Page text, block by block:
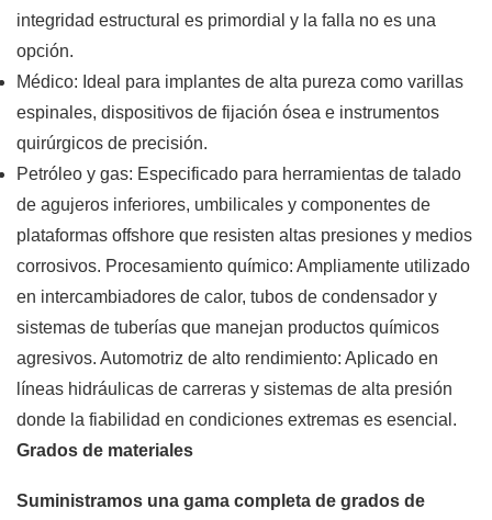
integridad estructural es primordial y la falla no es una
opción.
Médico: Ideal para implantes de alta pureza como varillas
espinales, dispositivos de fijación ósea e instrumentos
quirúrgicos de precisión.
Petróleo y gas: Especificado para herramientas de talado
de agujeros inferiores, umbilicales y componentes de
plataformas offshore que resisten altas presiones y medios
corrosivos. Procesamiento químico: Ampliamente utilizado
en intercambiadores de calor, tubos de condensador y
sistemas de tuberías que manejan productos químicos
agresivos. Automotriz de alto rendimiento: Aplicado en
líneas hidráulicas de carreras y sistemas de alta presión
donde la fiabilidad en condiciones extremas es esencial.
Grados de materiales
Suministramos una gama completa de grados de